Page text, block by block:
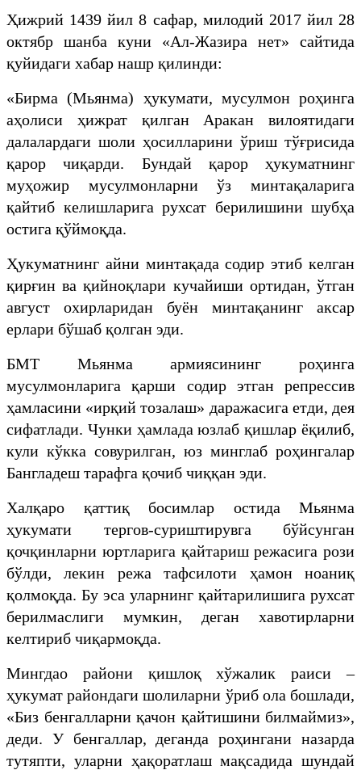
Ҳижрий 1439 йил 8 сафар, милодий 2017 йил 28
октябр шанба куни «Ал-Жазира нет» сайтида
қуйидаги хабар нашр қилинди:
«Бирма (Мьянма) ҳукумати, мусулмон роҳинга
аҳолиси ҳижрат қилган Аракан вилоятидаги
далалардаги шоли ҳосилларини ўриш тўғрисида
қарор чиқарди. Бундай қарор ҳукуматнинг
муҳожир мусулмонларни ўз минтақаларига
қайтиб келишларига рухсат берилишини шубҳа
остига қўймоқда.
Ҳукуматнинг айни минтақада содир этиб келган
қирғин ва қийноқлари кучайиши ортидан, ўтган
август охирларидан буён минтақанинг аксар
ерлари бўшаб қолган эди.
БМТ Мьянма армиясининг роҳинга
мусулмонларига қарши содир этган репрессив
ҳамласини «ирқий тозалаш» даражасига етди, дея
сифатлади. Чунки ҳамлада юзлаб қишлар ёқилиб,
кули кўкка совурилган, юз минглаб роҳингалар
Бангладеш тарафга қочиб чиққан эди.
Халқаро қаттиқ босимлар остида Мьянма
ҳукумати тергов-суриштирувга бўйсунган
қочқинларни юртларига қайтариш режасига рози
бўлди, лекин режа тафсилоти ҳамон ноаниқ
қолмоқда. Бу эса уларнинг қайтарилишига рухсат
берилмаслиги мумкин, деган хавотирларни
келтириб чиқармоқда.
Мингдао райони қишлоқ хўжалик раиси –
ҳукумат райондаги шолиларни ўриб ола бошлади,
«Биз бенгалларни қачон қайтишини билмаймиз»,
деди. У бенгаллар, деганда роҳингани назарда
тутяпти, уларни ҳақоратлаш мақсадида шундай